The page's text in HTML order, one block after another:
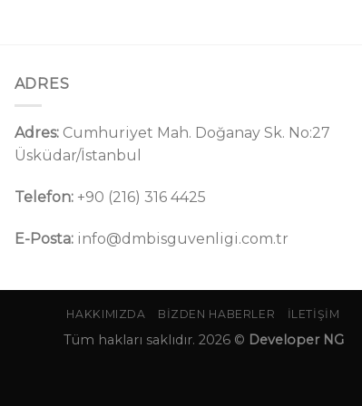
ADRES
Adres:Cumhuriyet Mah. Doğanay Sk. No:27
Üsküdar/İstanbul
Telefon:+90 (216) 316 4425
E-Posta:info@dmbisguvenligi.com.tr
HAKKIMIZDA BIZDEN HABERLER İLETIŞIM
Tüm hakları saklıdır. 2026 © Developer NG